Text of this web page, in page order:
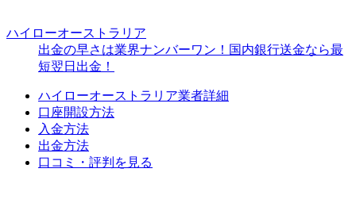
ハイローオーストラリア
出金の早さは業界ナンバーワン！国内銀行送金なら最
短翌日出金！
ハイローオーストラリア業者詳細
口座開設方法
入金方法
出金方法
口コミ・評判を見る